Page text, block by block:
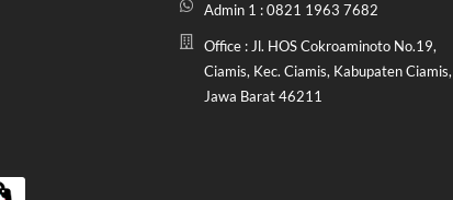
Admin 1 : 0821 1963 7682
Office : Jl. HOS Cokroaminoto No.19,
Ciamis, Kec. Ciamis, Kabupaten Ciamis,
Jawa Barat 46211